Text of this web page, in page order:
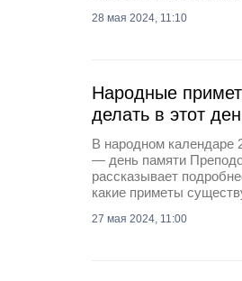
28 мая 2024, 11:10
Народные
делать в этот
В народном календаре
— день памяти
рассказывает
какие приметы
27 мая 2024, 11:00